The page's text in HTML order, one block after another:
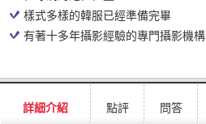
樣式多樣的韓服已經準備完畢
有著十多年攝影經驗的專門攝影機構
詳細介紹 點評 問答